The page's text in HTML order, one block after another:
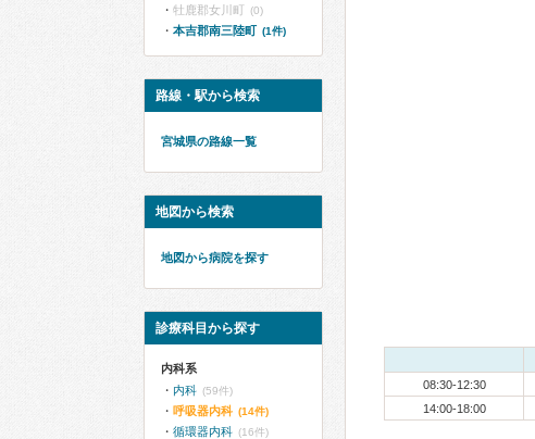
08:30-12:30
14:00-18:00
牡鹿郡女川町 (0)
本吉郡南三陸町 (1件)
路線・駅から検索
宮城県の路線一覧
地図から検索
地図から病院を探す
診療科目から探す
内科系
内科 (59件)
呼吸器内科 (14件)
循環器内科 (16件)